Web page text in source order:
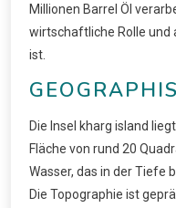
Millionen Barrel Öl
wirtschaftliche Rolle und
ist.
Die Insel kharg island
Fläche von rund 20
Wasser, das in der Tiefe
Die Topographie ist